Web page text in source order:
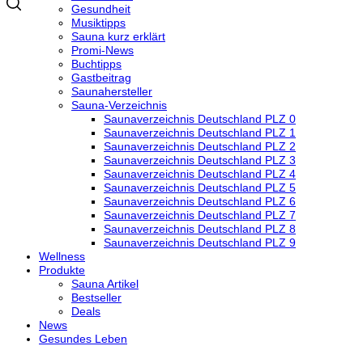
Gesundheit
Musiktipps
Sauna kurz erklärt
Promi-News
Buchtipps
Gastbeitrag
Saunahersteller
Sauna-Verzeichnis
Saunaverzeichnis Deutschland PLZ 0
Saunaverzeichnis Deutschland PLZ 1
Saunaverzeichnis Deutschland PLZ 2
Saunaverzeichnis Deutschland PLZ 3
Saunaverzeichnis Deutschland PLZ 4
Saunaverzeichnis Deutschland PLZ 5
Saunaverzeichnis Deutschland PLZ 6
Saunaverzeichnis Deutschland PLZ 7
Saunaverzeichnis Deutschland PLZ 8
Saunaverzeichnis Deutschland PLZ 9
Wellness
Produkte
Sauna Artikel
Bestseller
Deals
News
Gesundes Leben